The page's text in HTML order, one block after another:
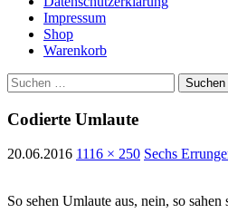
Impressum
Shop
Warenkorb
Suchen
nach:
Codierte Umlaute
20.06.2016 1116 × 250 Sechs
So sehen Umlaute aus, nein, so